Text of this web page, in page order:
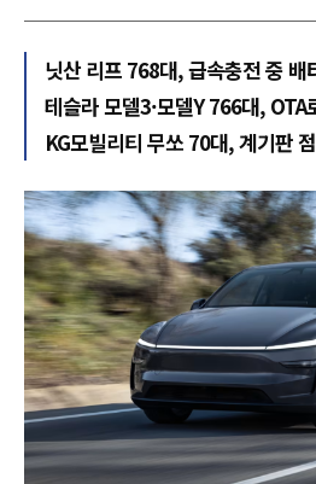
닛산 리프 768대, 급속충전 중 배
테슬라 모델3·모델Y 766대,
KG모빌리티 무쏘 70대, 계기판